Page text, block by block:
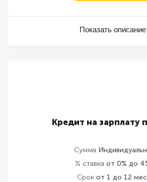
Показать описание
Кредит на зарплату
Сумма
% ставка от 0% до
Срок от 1 до 12